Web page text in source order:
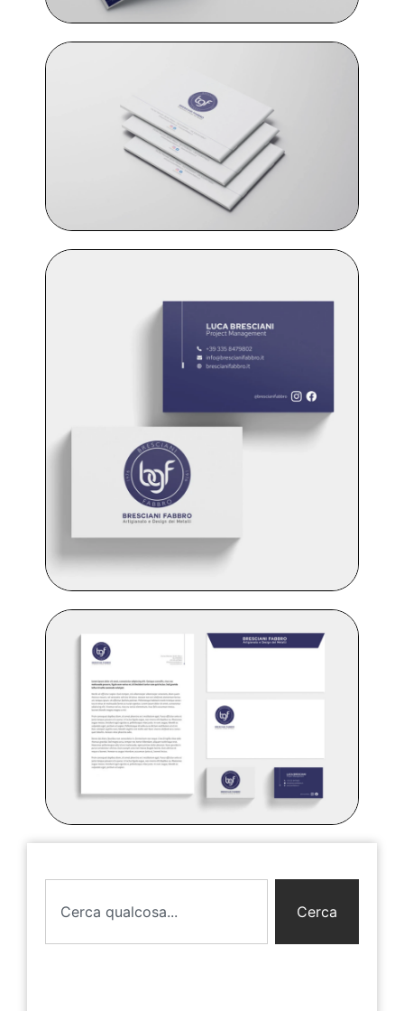
Cerca